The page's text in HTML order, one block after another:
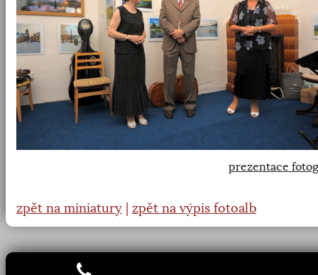
prezentace
zpět na miniatury | zpět na výpis fotoalb